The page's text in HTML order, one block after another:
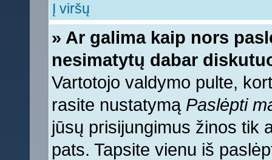
Į viršų
» Ar galima kaip nors
nesimatytų dabar
Vartotojo valdymo pulte,
rasite nustatymą Paslėpti
jūsų prisijungimus žinos tik
pats. Tapsite vienu iš